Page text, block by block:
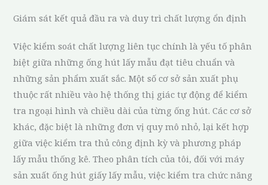
Giám sát kết quả đầu ra và duy trì chất lượng ổn định
Việc kiểm soát chất lượng liên tục chính là yếu tố phân
biệt giữa những ống hút lấy mẫu đạt tiêu chuẩn và
những sản phẩm xuất sắc. Một số cơ sở sản xuất phụ
thuộc rất nhiều vào hệ thống thị giác tự động để kiểm
tra ngoại hình và chiều dài của từng ống hút. Các cơ sở
khác, đặc biệt là những đơn vị quy mô nhỏ, lại kết hợp
giữa việc kiểm tra thủ công định kỳ và phương pháp
lấy mẫu thống kê. Theo phân tích của tôi, đối với máy
sản xuất ống hút giấy lấy mẫu, việc kiểm tra chức năng